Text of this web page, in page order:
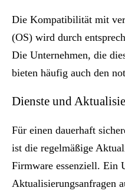
Die Kompatibilität mit
(OS) wird durch
Die Unternehmen, die
bieten häufig auch den
Dienste und
Für einen dauerhaft
ist die regelmäßige
Firmware essenziell. Ein
Aktualisierungsanfragen